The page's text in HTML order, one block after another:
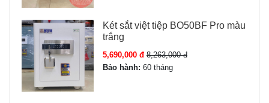
Két sắt việt tiệp BO50BF Pro màu
trắng
5,690,000 đ 8,263,000 đ
Bảo hành: 60 tháng